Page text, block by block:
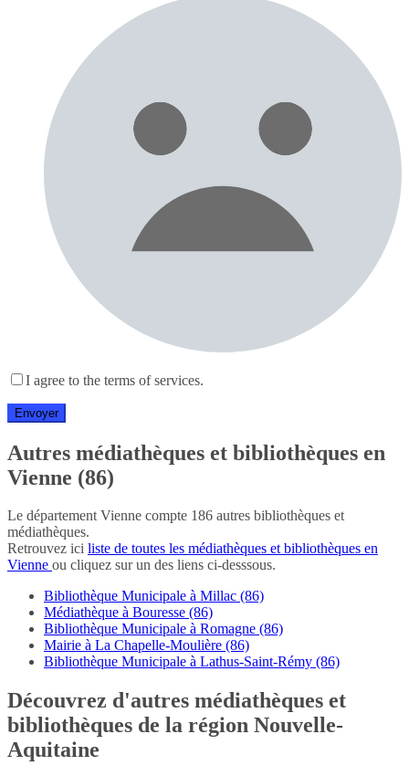
I agree to the terms of services.
Autres médiathèques et bibliothèques en
Vienne (86)
Le département Vienne compte 186 autres bibliothèques et
médiathèques.
Retrouvez ici liste de toutes les médiathèques et bibliothèques en
Vienne ou cliquez sur un des liens ci-desssous.
Bibliothèque Municipale à Millac (86)
Médiathèque à Bouresse (86)
Bibliothèque Municipale à Romagne (86)
Mairie à La Chapelle-Moulière (86)
Bibliothèque Municipale à Lathus-Saint-Rémy (86)
Découvrez d'autres médiathèques et
bibliothèques de la région Nouvelle-
Aquitaine